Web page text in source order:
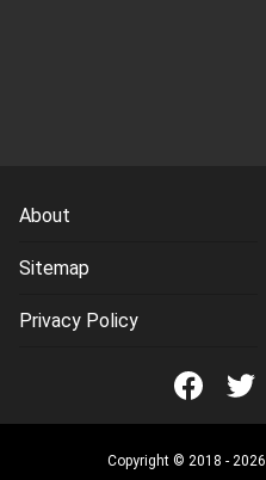
About
Sitemap
Privacy Policy
Copyright © 2018 - 2026